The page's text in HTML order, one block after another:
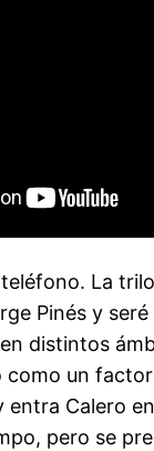
La
Pinés y
distintos
un
Calero
pero se